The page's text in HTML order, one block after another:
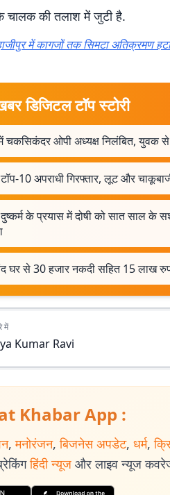
की तलाश में जुटी है.
में कागजों तक सिमटा अतिक्रमण
डिजिटल टॉप स्टोरी
चकसिकंदर ओपी अध्यक्ष निलंबित, युवक से
टॉप-10 अपराधी गिरफ्तार, लूट और
के प्रयास में दोषी को सात साल के
घर से 30 हजार नकदी सहित 15 लाख
में
Kumar Ravi
Khabar App :
, मनोरंजन, बिजनेस अपडेट, धर्म,
हिंदी न्यूज और लाइव न्यूज